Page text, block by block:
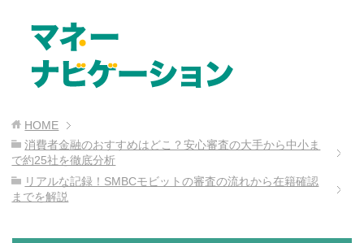
HOME
消費者金融のおすすめはどこ？安心審査の大手から中小ま
で約25社を徹底分析
リアルな記録！SMBCモビットの審査の流れから在籍確認
までを解説